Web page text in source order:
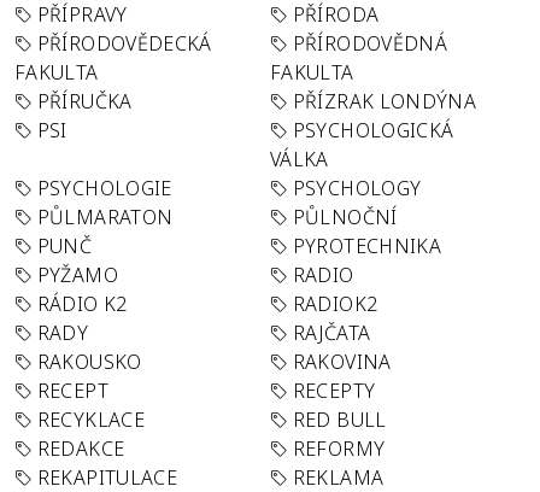
PŘÍPRAVY
PŘÍRODA
PŘÍRODOVĚDECKÁ
FAKULTA
PŘÍRODOVĚDNÁ
FAKULTA
PŘÍRUČKA
PŘÍZRAK LONDÝNA
PSI
PSYCHOLOGICKÁ
VÁLKA
PSYCHOLOGIE
PSYCHOLOGY
PŮLMARATON
PŮLNOČNÍ
PUNČ
PYROTECHNIKA
PYŽAMO
RADIO
RÁDIO K2
RADIOK2
RADY
RAJČATA
RAKOUSKO
RAKOVINA
RECEPT
RECEPTY
RECYKLACE
RED BULL
REDAKCE
REFORMY
REKAPITULACE
REKLAMA